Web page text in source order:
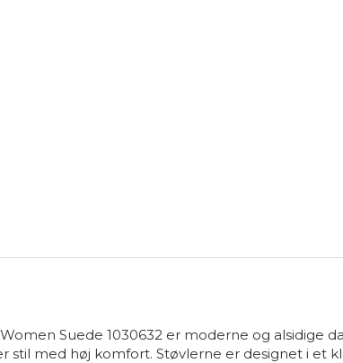
Suede 1030632 er moderne og alsidige
med høj komfort. Støvlerne er designet i et